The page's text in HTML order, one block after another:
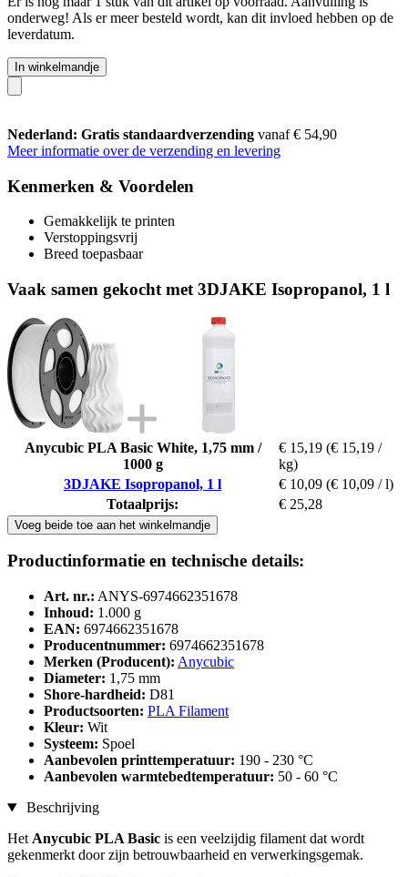
onderweg! Als er meer besteld wordt, kan dit invloed hebben op de
leverdatum.
In winkelmandje
Nederland: Gratis standaardverzending vanaf € 54,90
Meer informatie over de verzending en levering
Kenmerken & Voordelen
Gemakkelijk te printen
Verstoppingsvrij
Breed toepasbaar
Vaak samen gekocht met 3DJAKE Isopropanol, 1 l
Anycubic PLA Basic White, 1,75 mm /
1000 g
€ 15,19 (€ 15,19 /
kg)
3DJAKE Isopropanol, 1 l
€ 10,09 (€ 10,09 / l)
Totaalprijs:
€ 25,28
Voeg beide toe aan het winkelmandje
Productinformatie en technische details:
Art. nr.: ANYS-6974662351678
Inhoud: 1.000 g
EAN: 6974662351678
Producentnummer: 6974662351678
Merken (Producent): Anycubic
Diameter: 1,75 mm
Shore-hardheid: D81
Productsoorten: PLA Filament
Kleur: Wit
Systeem: Spoel
Aanbevolen printtemperatuur: 190 - 230 °C
Aanbevolen warmtebedtemperatuur: 50 - 60 °C
Beschrijving
Het Anycubic PLA Basic is een veelzijdig filament dat wordt
gekenmerkt door zijn betrouwbaarheid en verwerkingsgemak.